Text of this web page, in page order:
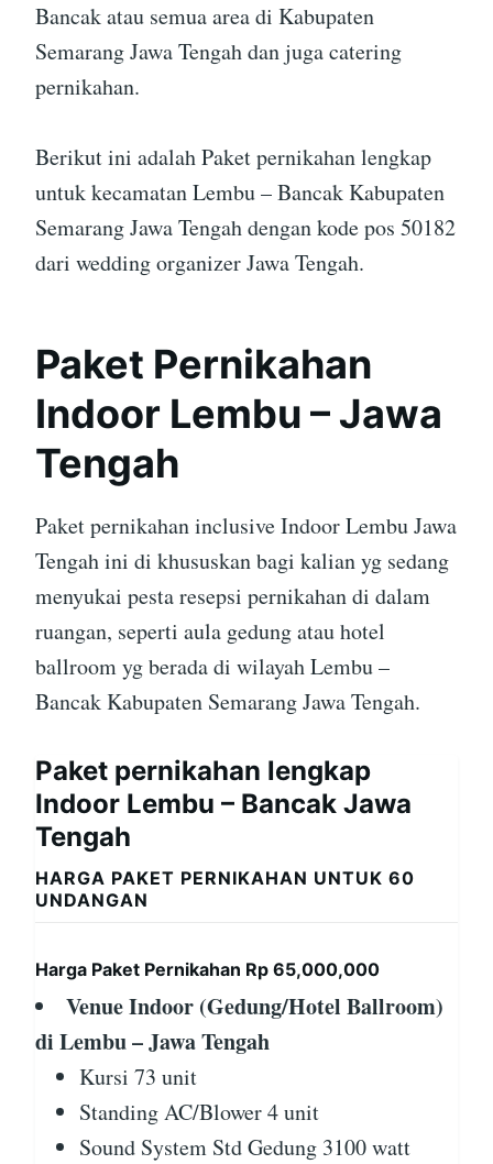
Bancak atau semua area di Kabupaten
Semarang Jawa Tengah dan juga catering
pernikahan.
Berikut ini adalah Paket pernikahan lengkap
untuk kecamatan Lembu – Bancak Kabupaten
Semarang Jawa Tengah dengan kode pos 50182
dari wedding organizer Jawa Tengah.
Paket Pernikahan
Indoor Lembu – Jawa
Tengah
Paket pernikahan inclusive Indoor Lembu Jawa
Tengah ini di khususkan bagi kalian yg sedang
menyukai pesta resepsi pernikahan di dalam
ruangan, seperti aula gedung atau hotel
ballroom yg berada di wilayah Lembu –
Bancak Kabupaten Semarang Jawa Tengah.
Paket pernikahan lengkap
Indoor Lembu – Bancak Jawa
Tengah
HARGA PAKET PERNIKAHAN UNTUK 60
UNDANGAN
Harga Paket Pernikahan Rp 65,000,000
Venue Indoor (Gedung/Hotel Ballroom)
di Lembu – Jawa Tengah
Kursi 73 unit
Standing AC/Blower 4 unit
Sound System Std Gedung 3100 watt